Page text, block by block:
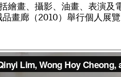
繪畫、 攝影、 油畫、 表演及
品畫廊（2010） 舉行個人 展覽